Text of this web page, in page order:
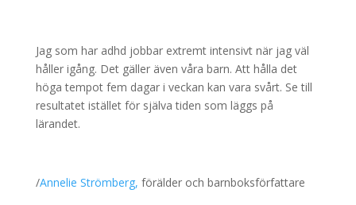
Jag som har adhd jobbar extremt intensivt när jag väl
håller igång. Det gäller även våra barn. Att hålla det
höga tempot fem dagar i veckan kan vara svårt. Se till
resultatet istället för själva tiden som läggs på
lärandet.
/Annelie Strömberg, förälder och barnboksförfattare